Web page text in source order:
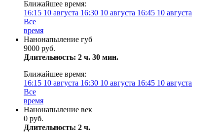
Ближайшее время:
16:15 10 августа 16:30 10 августа 16:45 10 августа
Все
время
Нанонапыление губ
9000 руб.
Длительность: 2 ч. 30 мин.
Ближайшее время:
16:15 10 августа 16:30 10 августа 16:45 10 августа
Все
время
Нанонапыление век
0 руб.
Длительность: 2 ч.